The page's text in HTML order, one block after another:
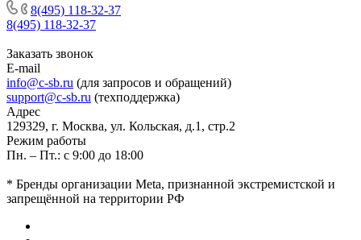
8(495) 118-32-37
8(495) 118-32-37
Заказать звонок
E-mail
info@c-sb.ru (для запросов и обращений)
support@c-sb.ru (техподдержка)
Адрес
129329, г. Москва, ул. Кольская, д.1, стр.2
Режим работы
Пн. – Пт.: с 9:00 до 18:00
* Бренды организации Meta, признанной экстремистской и
запрещённой на территории РФ